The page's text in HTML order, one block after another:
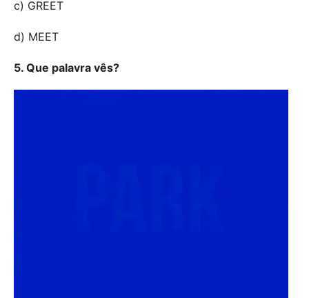
c) GREET
d) MEET
5. Que palavra vês?